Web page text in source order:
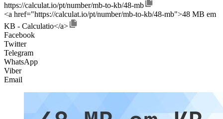
https://calculat.io/pt/number/mb-to-kb/48-mb
<a href="https://calculat.io/pt/number/mb-to-kb/48-mb">48 MB em
KB - Calculatio</a>
Facebook
Twitter
Telegram
WhatsApp
Viber
Email